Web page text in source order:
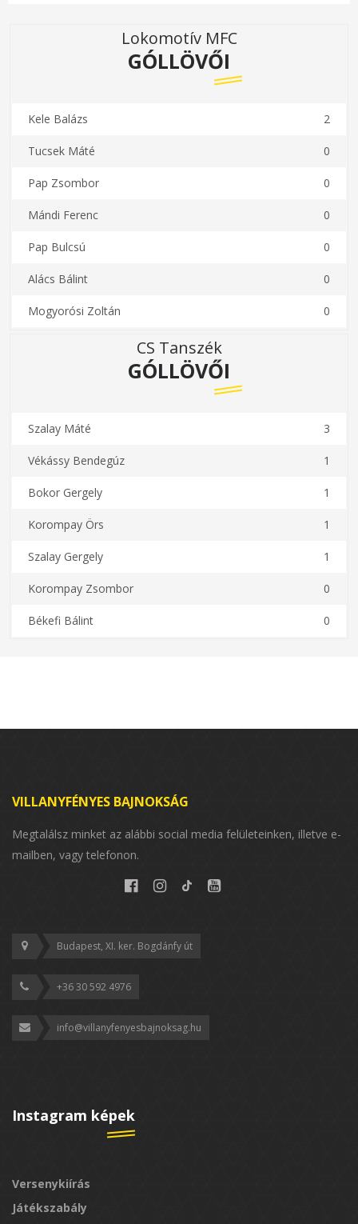
Lokomotív MFC
GÓLLÖVŐI
Kele Balázs 2
Tucsek Máté 0
Pap Zsombor 0
Mándi Ferenc 0
Pap Bulcsú 0
Alács Bálint 0
Mogyorósi Zoltán 0
CS Tanszék
GÓLLÖVŐI
Szalay Máté 3
Vékássy Bendegúz 1
Bokor Gergely 1
Korompay Örs 1
Szalay Gergely 1
Korompay Zsombor 0
Békefi Bálint 0
VILLANYFÉNYES BAJNOKSÁG
Megtalálsz minket az alábbi social media felületeinken, illetve e-
mailben, vagy telefonon.
Budapest, XI. ker. Bogdánfy út
+36 30 592 4976
info@villanyfenyesbajnoksag.hu
Instagram képek
Versenykiírás
Játékszabály